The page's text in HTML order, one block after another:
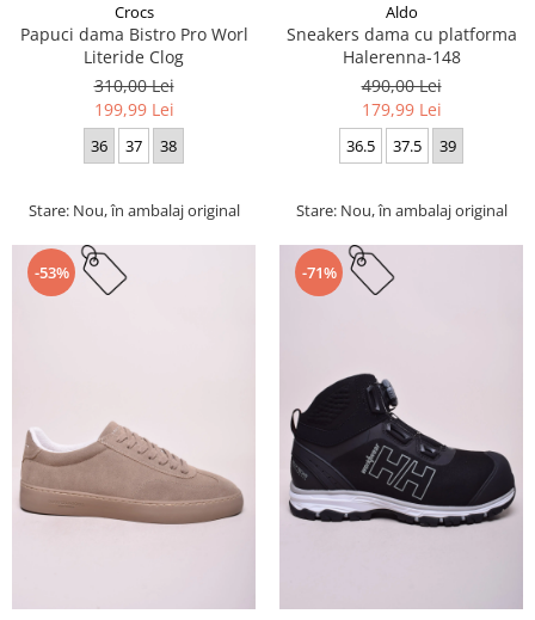
Crocs
Papuci dama Bistro Pro Worl
Literide Clog
310,00 Lei
199,99 Lei
36 37 38
Stare: Nou, în ambalaj original
Aldo
Sneakers dama cu platforma
Halerenna-148
490,00 Lei
179,99 Lei
36.5 37.5 39
Stare: Nou, în ambalaj original
-53% -71%